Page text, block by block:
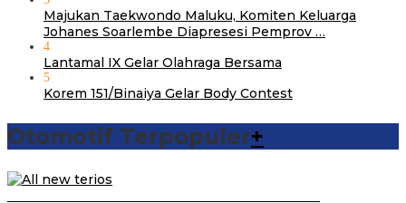
Majukan Taekwondo Maluku, Komiten Keluarga
Johanes Soarlembe Diapresesi Pemprov …
4
Lantamal IX Gelar Olahraga Bersama
5
Korem 151/Binaiya Gelar Body Contest
Otomotif Terpopuler+